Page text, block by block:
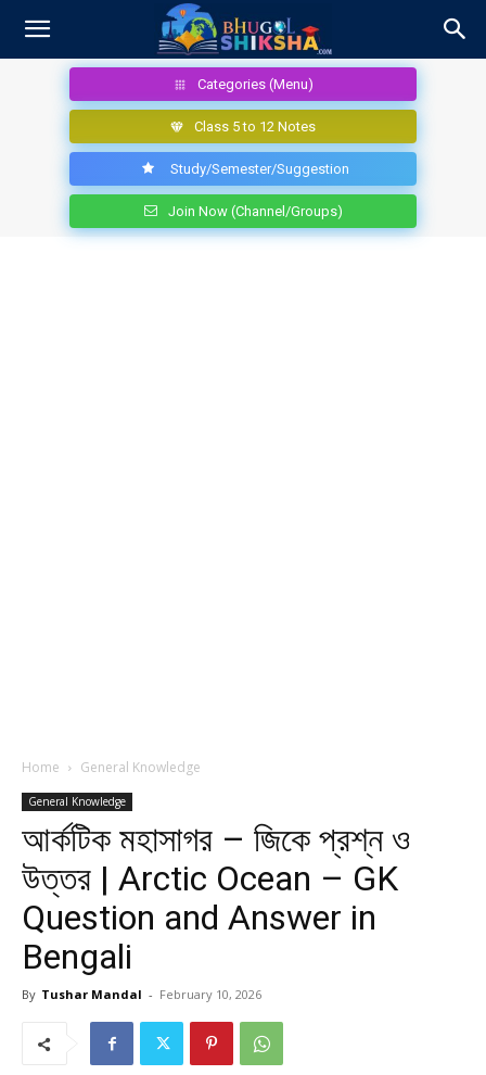
Categories (Menu)
Class 5 to 12 Notes
Study/Semester/Suggestion
Join Now (Channel/Groups)
Home General Knowledge
General Knowledge
আর্কটিক মহাসাগর – জিকে প্রশ্ন ও
উত্তর | Arctic Ocean – GK
Question and Answer in
Bengali
By Tushar Mandal - February 10, 2026